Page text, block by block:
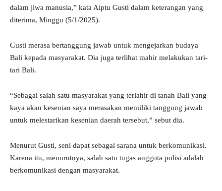
dalam jiwa manusia,” kata Aiptu Gusti dalam keterangan yang
diterima, Minggu (5/1/2025).
Gusti merasa bertanggung jawab untuk mengejarkan budaya
Bali kepada masyarakat. Dia juga terlihat mahir melakukan tari-
tari Bali.
“Sebagai salah satu masyarakat yang terlahir di tanah Bali yang
kaya akan kesenian saya merasakan memiliki tanggung jawab
untuk melestarikan kesenian daerah tersebut,” sebut dia.
Menurut Gusti, seni dapat sebagai sarana untuk berkomunikasi.
Karena itu, menurutnya, salah satu tugas anggota polisi adalah
berkomunikasi dengan masyarakat.